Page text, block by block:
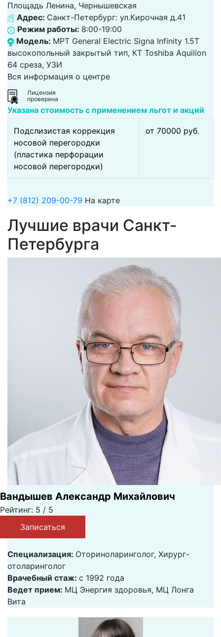
Площадь Ленина, Чернышевская
Адрес: Санкт-Петербург: ул.Кирочная д.41
Режим работы: 8:00-19:00
Модель: МРТ General Electric Signa Infinity 1.5Т
высокопольный закрытый тип, КТ Toshiba Aquilion
64 среза, УЗИ
Вся информация о центре
Лицензия
проверена
Указана стоимость с применением льгот и акций
Подслизистая коррекция
носовой перегородки
(пластика перфорации
носовой перегородки)
от 70000 pуб.
+7 (812) 209-00-79 На карте
Лучшие врачи Санкт-
Петербурга
Вандышев Александр Михайлович
Рейтинг: 5 / 5
Записаться
Специализация: Оториноларинголог, Хирург-
отоларинголог
Врачебный стаж: с 1992 года
Ведет прием: МЦ Энергия здоровья, МЦ Лонга
Вита